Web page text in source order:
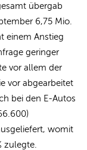
übergab
6,75 Mio.
einem Anstieg
geringer
vor allem der
vor abgearbeitet
bei den E-Autos
womit
zulegte.